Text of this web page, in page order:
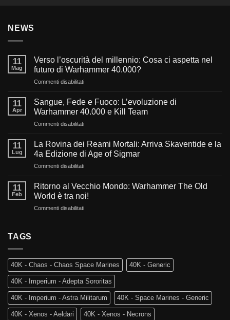
NEWS
11
Mag
Verso l’oscurità del millennio: Cosa ci aspetta nel
futuro di Warhammer 40.000?
Commenti disabilitatisu
l’oscurità
del
millennio:
Cosa
aspetta
nel
futuro
di
40.000?
11
Apr
Sangue, Fede e Fuoco: L’evoluzione di
Warhammer 40.000 e Kill Team
Commenti disabilitatisu
Fede
e
Fuoco:
L’evoluzione
Warhammer
40.000
Kill
11
Lug
La Rovina dei Reami Mortali: Arriva Skaventide e la
4a Edizione di Age of Sigmar
Commenti disabilitatisu
Rovina
dei
Reami
Mortali:
Edizione
di
Age
of
Sigmar
11
Feb
Ritorno al Vecchio Mondo: Warhammer The Old
World è tra noi!
Commenti disabilitatisu
The
Old
World
tra
noi!
TAGS
40K - Chaos - Chaos Space Marines 40K - Generic
40K - Imperium - Adepta Sororitas
40K - Imperium - Astra Militarum 40K - Space Marines - Generic
40K - Xenos - Aeldari 40K - Xenos - Necrons